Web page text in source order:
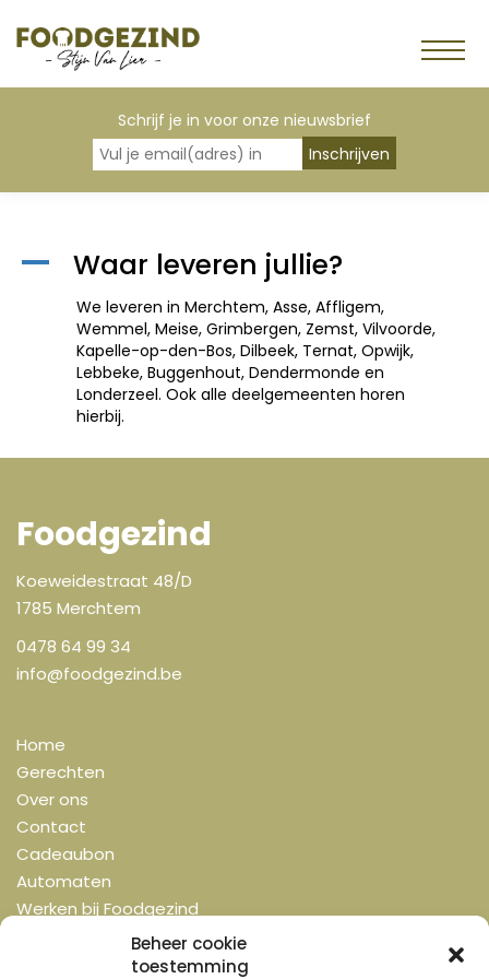
Beheer cookie
toestemming
Schrijf je in voor onze nieuwsbrief
A Waar leveren jullie?
We leveren in Merchtem, Asse, Affligem,
Wemmel, Meise, Grimbergen, Zemst, Vilvoorde,
Kapelle-op-den-Bos, Dilbeek, Ternat, Opwijk,
Lebbeke, Buggenhout, Dendermonde en
Londerzeel. Ook alle deelgemeenten horen
hierbij.
Foodgezind
Koeweidestraat 48/D
1785 Merchtem
0478 64 99 34
info@foodgezind.be
Home
Gerechten
Over ons
Contact
Cadeaubon
Automaten
Werken bij Foodgezind